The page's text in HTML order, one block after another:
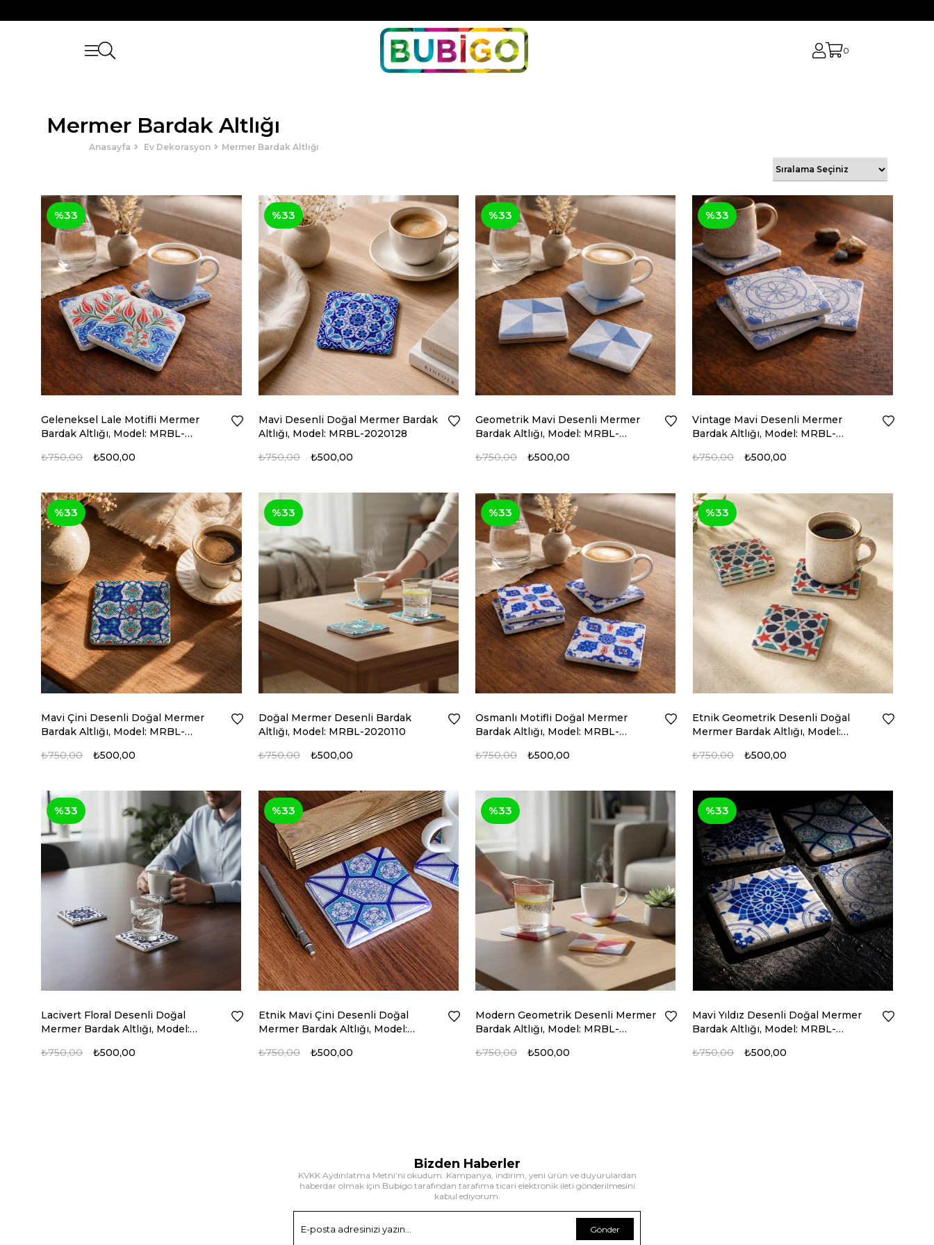
0
Mermer Bardak Altlığı
Anasayfa Ev Dekorasyon Mermer Bardak Altlığı
Geleneksel Lale Motifli Mermer
Bardak Altlığı, Model: MRBL-
₺500,00
₺750,00
%33
Mavi Desenli Doğal Mermer Bardak
Altlığı, Model: MRBL-2020128
₺500,00
₺750,00
%33
Geometrik Mavi Desenli Mermer
Bardak Altlığı, Model: MRBL-
₺500,00
₺750,00
%33
Vintage Mavi Desenli Mermer
Bardak Altlığı, Model: MRBL-
₺500,00
₺750,00
%33
Mavi Çini Desenli Doğal Mermer
Bardak Altlığı, Model: MRBL-
₺500,00
₺750,00
%33
Doğal Mermer Desenli Bardak
Altlığı, Model: MRBL-2020110
₺500,00
₺750,00
%33
Osmanlı Motifli Doğal Mermer
Bardak Altlığı, Model: MRBL-
₺500,00
₺750,00
%33
Etnik Geometrik Desenli Doğal
Mermer Bardak Altlığı, Model:
₺500,00
₺750,00
%33
Lacivert Floral Desenli Doğal
Mermer Bardak Altlığı, Model:
₺500,00
₺750,00
%33
Etnik Mavi Çini Desenli Doğal
Mermer Bardak Altlığı, Model:
₺500,00
₺750,00
%33
Modern Geometrik Desenli Mermer
Bardak Altlığı, Model: MRBL-
₺500,00
₺750,00
%33
Mavi Yıldız Desenli Doğal Mermer
Bardak Altlığı, Model: MRBL-
₺500,00
₺750,00
%33
Bizden Haberler
KVKK Aydınlatma Metni’ni okudum. Kampanya, indirim, yeni ürün ve duyurulardan
haberdar olmak için Bubigo tarafından tarafıma ticari elektronik ileti gönderilmesini
kabul ediyorum.
Gönder